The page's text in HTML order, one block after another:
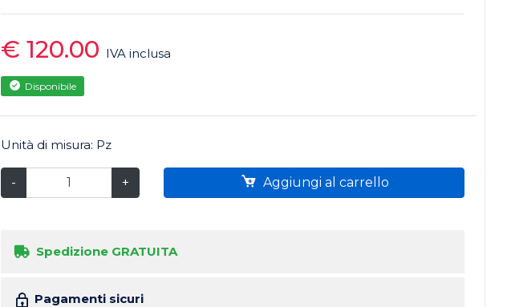
€ 120.00 IVA inclusa
Disponibile
Unità di misura: Pz
- + Aggiungi al carrello
Spedizione GRATUITA
Pagamenti sicuri